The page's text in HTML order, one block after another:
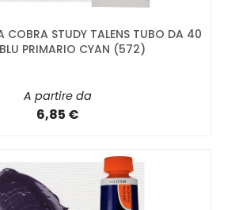
COBRA STUDY TALENS TUBO DA 40
PRIMARIO CYAN (572)
A partire da
6,85 €